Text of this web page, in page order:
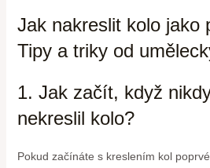
Jak nakreslit kolo jako
Tipy a triky od
1. Jak začít, když
nekreslil kolo?
Pokud začínáte s kreslením kol